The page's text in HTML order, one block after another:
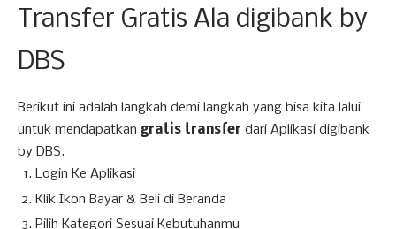
Transfer Gratis Ala digibank by
DBS
Berikut ini adalah langkah demi langkah yang bisa kita lalui
untuk mendapatkan gratis transfer dari Aplikasi digibank
by DBS.
Login Ke Aplikasi
Klik Ikon Bayar & Beli di Beranda
Pilih Kategori Sesuai Kebutuhanmu